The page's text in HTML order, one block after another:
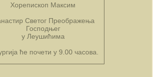
Хорепископ Максим
Светог Преображења
Господњег
у Леушићима
ће почети у 9.00 часова.